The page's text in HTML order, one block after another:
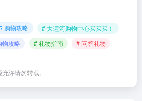
购物攻略
# 大运河购物中心买买买！
物攻略 # 礼物指南 # 问答礼物
许请勿转载。